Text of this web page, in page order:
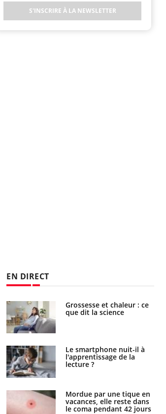
EN DIRECT
Grossesse et chaleur : ce
que dit la science
Le smartphone nuit-il à
l'apprentissage de la
lecture ?
Mordue par une tique en
vacances, elle reste dans
le coma pendant 42 jours
S'INSCRIRE À LA NEWSLETTER